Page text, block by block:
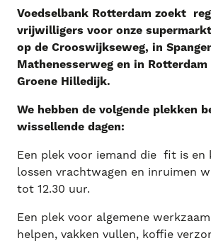
Voedselbank Rotterdam zoekt
vrijwilligers voor onze
op de Crooswijkseweg, in
Mathenesserweg en in Rotterdam
Groene Hilledijk.
We hebben de volgende plekken
wissellende dagen:
Een plek voor iemand die fit is en
lossen vrachtwagen en inruimen
tot 12.30 uur.
Een plek voor algemene
helpen, vakken vullen, koffie